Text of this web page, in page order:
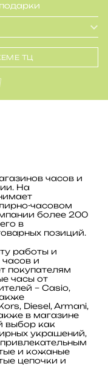
ТЦ
часов и
На
часовом
более 200
в
позиций.
работы и
и
покупателям
часы от
– Casio,
Diesel, Armani,
в магазине
выбор как
украшений,
и кожаные
цепочки и